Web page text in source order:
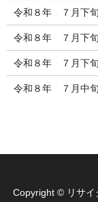
令和８年 ７月下旬
令和８年 ７月下旬
令和８年 ７月下旬
令和８年 ７月中旬
Copyright © リサイ